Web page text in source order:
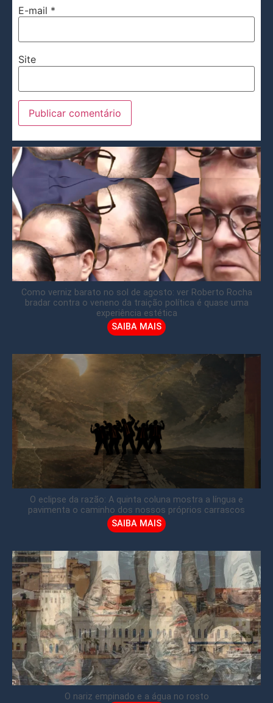
E-mail *
Site
Como verniz barato no sol de agosto: ver Roberto Rocha
bradar contra o veneno da traição política é quase uma
experiência estética
SAIBA MAIS
O eclipse da razão: A quinta coluna mostra a língua e
pavimenta o caminho dos nossos próprios carrascos
SAIBA MAIS
O nariz empinado e a água no rosto